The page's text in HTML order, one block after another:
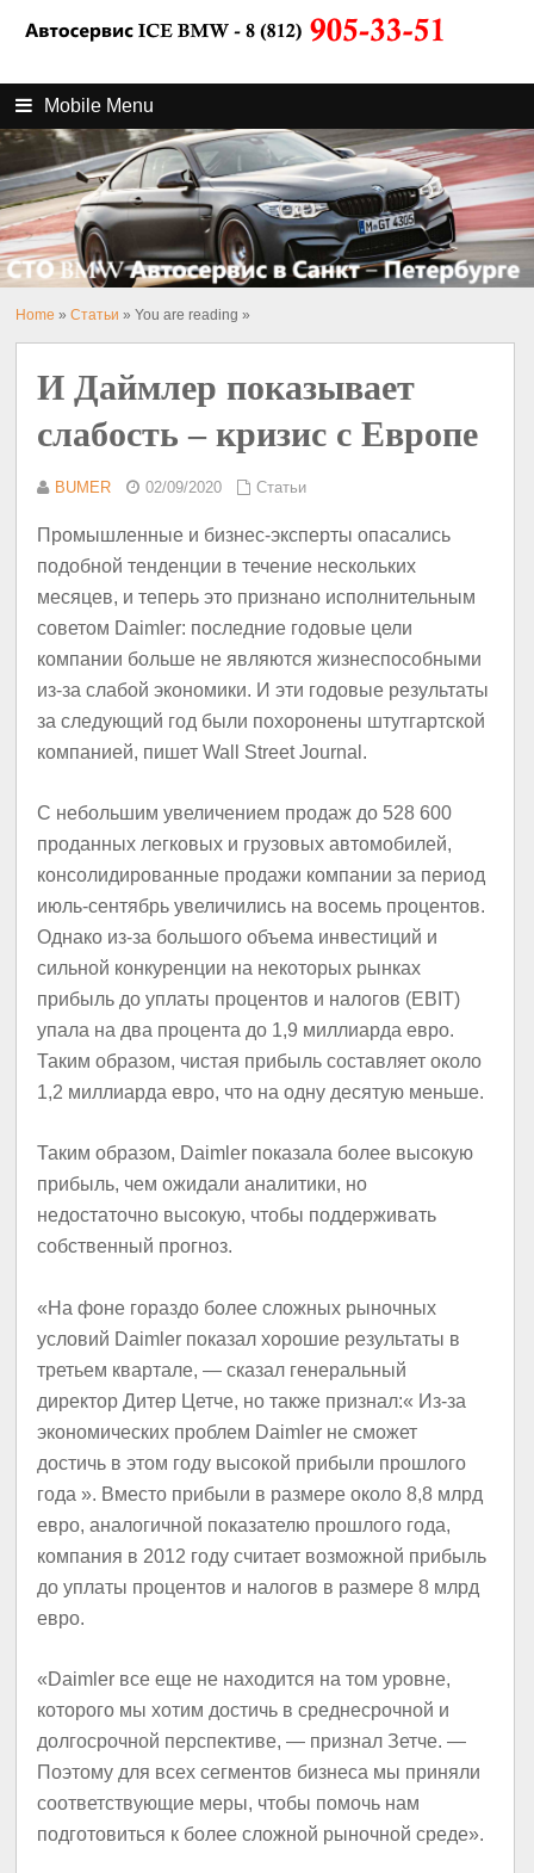
Mobile Menu
Home »Статьи » You are reading »
И Даймлер показывает
слабость – кризис с Европе
BUMER 02/09/2020 Статьи
Промышленные и бизнес-эксперты опасались
подобной тенденции в течение нескольких
месяцев, и теперь это признано исполнительным
советом Daimler: последние годовые цели
компании больше не являются жизнеспособными
из-за слабой экономики. И эти годовые результаты
за следующий год были похоронены штутгартской
компанией, пишет Wall Street Journal.
С небольшим увеличением продаж до 528 600
проданных легковых и грузовых автомобилей,
консолидированные продажи компании за период
июль-сентябрь увеличились на восемь процентов.
Однако из-за большого объема инвестиций и
сильной конкуренции на некоторых рынках
прибыль до уплаты процентов и налогов (EBIT)
упала на два процента до 1,9 миллиарда евро.
Таким образом, чистая прибыль составляет около
1,2 миллиарда евро, что на одну десятую меньше.
Таким образом, Daimler показала более высокую
прибыль, чем ожидали аналитики, но
недостаточно высокую, чтобы поддерживать
собственный прогноз.
«На фоне гораздо более сложных рыночных
условий Daimler показал хорошие результаты в
третьем квартале, — сказал генеральный
директор Дитер Цетче, но также признал:« Из-за
экономических проблем Daimler не сможет
достичь в этом году высокой прибыли прошлого
года ». Вместо прибыли в размере около 8,8 млрд
евро, аналогичной показателю прошлого года,
компания в 2012 году считает возможной прибыль
до уплаты процентов и налогов в размере 8 млрд
евро.
«Daimler все еще не находится на том уровне,
которого мы хотим достичь в среднесрочной и
долгосрочной перспективе, — признал Зетче. —
Поэтому для всех сегментов бизнеса мы приняли
соответствующие меры, чтобы помочь нам
подготовиться к более сложной рыночной среде».